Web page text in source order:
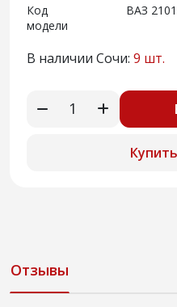
Код
модели
ВАЗ
В наличии Сочи: 9 шт.
Отзывы